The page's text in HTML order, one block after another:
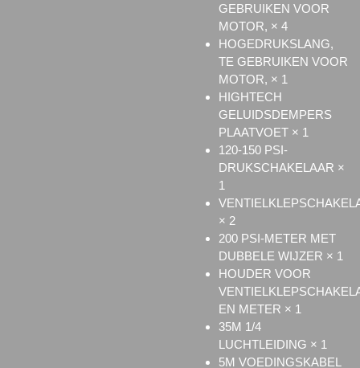
GEBRUIKEN VOOR
MOTOR, × 4
HOGEDRUKSLANG,
TE GEBRUIKEN VOOR
MOTOR, × 1
HIGHTECH
GELUIDSDEMPERS
PLAATVOET × 1
120-150 PSI-
DRUKSCHAKELAAR ×
1
× 2
200 PSI-METER MET
DUBBELE WIJZER × 1
HOUDER VOOR
EN METER × 1
35M 1/4
LUCHTLEIDING × 1
5M VOEDINGSKABEL